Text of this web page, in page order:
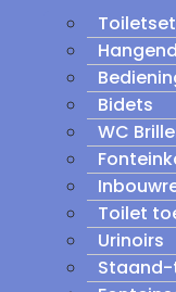
Toiletset
Bidets
WC
Toilet
Urinoirs